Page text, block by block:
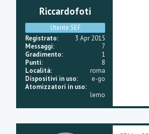
Riccardofoti
Utente SEF
Registrato
3 Apr 2015
Messaggi
7
Gradimento
1
Punti
8
Località
roma
Dispositivi in uso
e-go
Atomizzatori in uso
lemo